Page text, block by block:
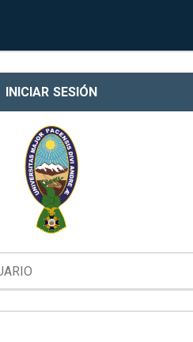
INICIAR SESIÓN